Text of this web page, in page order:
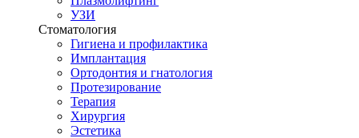
УЗИ
Стоматология
Гигиена и профилактика
Имплантация
Ортодонтия и гнатология
Протезирование
Терапия
Хирургия
Эстетика